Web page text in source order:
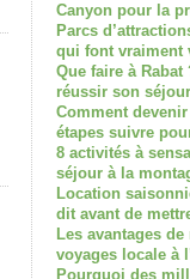
Canyon pour la
Parcs
qui font vraiment
Que faire à
réussir son
Comment
étapes suivre
8 activités à
séjour à la
Location
dit avant de
Les avantages
voyages locale à
Pourquoi des